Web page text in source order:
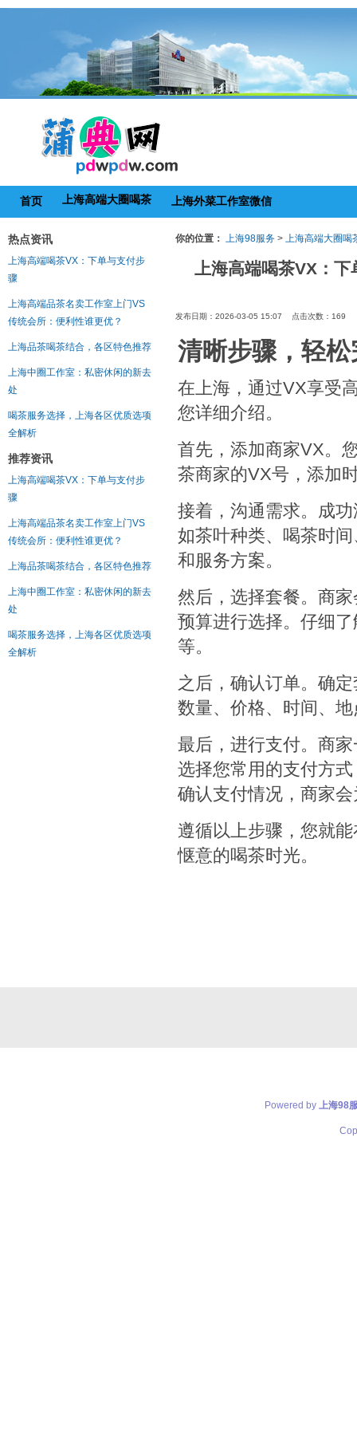
首页 上海高端大圈喝茶 上海外菜工作室微信
热点资讯
上海高端喝茶VX：下单与支付步
骤
上海高端品茶名卖工作室上门VS
传统会所：便利性谁更优？
上海品茶喝茶结合，各区特色推荐
上海中圈工作室：私密休闲的新去
处
喝茶服务选择，上海各区优质选项
全解析
推荐资讯
上海高端喝茶VX：下单与支付步
骤
上海高端品茶名卖工作室上门VS
传统会所：便利性谁更优？
上海品茶喝茶结合，各区特色推荐
上海中圈工作室：私密休闲的新去
处
喝茶服务选择，上海各区优质选项
全解析
你的位置： 上海98服务 > 上海高端大圈喝
上海高端喝茶VX：下
发布日期：2026-03-05 15:07 点击次数：169
清晰步骤，轻
在上海，通过VX享受
您详细介绍。
首先，添加商家VX。
茶商家的VX号，添加
接着，沟通需求。成
如茶叶种类、喝茶时
和服务方案。
然后，选择套餐。商
预算进行选择。仔细
等。
之后，确认订单。确
数量、价格、时间、
最后，进行支付。商
选择您常用的支付方
确认支付情况，商家
遵循以上步骤，您就
惬意的喝茶时光。
Powered by 上海98